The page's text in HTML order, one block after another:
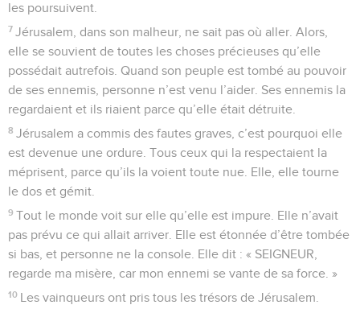
les poursuivent.
7 Jérusalem, dans son malheur, ne sait pas où aller. Alors,
elle se souvient de toutes les choses précieuses qu’elle
possédait autrefois. Quand son peuple est tombé au pouvoir
de ses ennemis, personne n’est venu l’aider. Ses ennemis la
regardaient et ils riaient parce qu’elle était détruite.
8 Jérusalem a commis des fautes graves, c’est pourquoi elle
est devenue une ordure. Tous ceux qui la respectaient la
méprisent, parce qu’ils la voient toute nue. Elle, elle tourne
le dos et gémit.
9 Tout le monde voit sur elle qu’elle est impure. Elle n’avait
pas prévu ce qui allait arriver. Elle est étonnée d’être tombée
si bas, et personne ne la console. Elle dit : « SEIGNEUR,
regarde ma misère, car mon ennemi se vante de sa force. »
10 Les vainqueurs ont pris tous les trésors de Jérusalem.